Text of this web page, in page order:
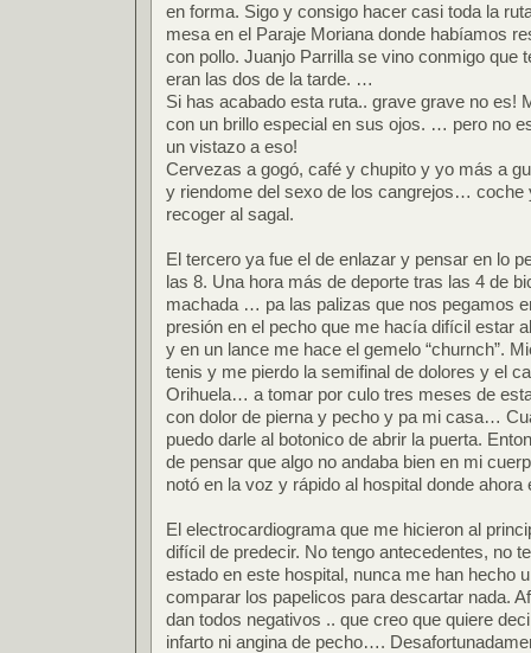
en forma. Sigo y consigo hacer casi toda la
mesa en el Paraje Moriana donde habíamos
con pollo. Juanjo Parrilla se vino conmigo que
eran las dos de la tarde. …
Si has acabado esta ruta.. grave grave no es!
con un brillo especial en sus ojos. … pero no
un vistazo a eso!
Cervezas a gogó, café y chupito y yo más a
y riendome del sexo de los cangrejos… coche
recoger al sagal.
El tercero ya fue el de enlazar y pensar en lo
las 8. Una hora más de deporte tras las 4 de
machada … pa las palizas que nos pegamos
presión en el pecho que me hacía difícil estar
y en un lance me hace el gemelo “churnch”.
tenis y me pierdo la semifinal de dolores y el
Orihuela… a tomar por culo tres meses de
con dolor de pierna y pecho y pa mi casa…
puedo darle al botonico de abrir la puerta.
de pensar que algo no andaba bien en mi
notó en la voz y rápido al hospital donde ahora
El electrocardiograma que me hicieron al
difícil de predecir. No tengo antecedentes, no
estado en este hospital, nunca me han hecho
comparar los papelicos para descartar nada.
dan todos negativos .. que creo que quiere
infarto ni angina de pecho….